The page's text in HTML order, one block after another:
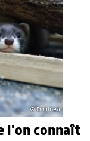
© Erminea
l'on connaît